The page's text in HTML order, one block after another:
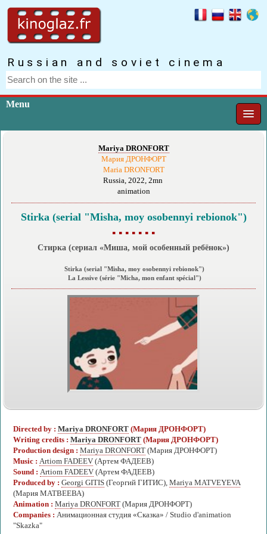
Russian and soviet cinema
Menu
Mariya DRONFORT
Мария ДРОНФОРТ
Maria DRONFORT
Russia, 2022, 2mn
animation
Stirka (serial "Misha, moy osobennyi rebionok")
▪ ▪ ▪ ▪ ▪ ▪ ▪
Стирка (сериал «Миша, мой особенный ребёнок»)
Stirka (serial "Misha, moy osobennyi rebionok")
La Lessive (série "Micha, mon enfant spécial")
Directed by : Mariya DRONFORT (Мария ДРОНФОРТ)
Writing credits : Mariya DRONFORT (Мария ДРОНФОРТ)
Production design : Mariya DRONFORT (Мария ДРОНФОРТ)
Music : Artiom FADEEV (Артем ФАДЕЕВ)
Sound : Artiom FADEEV (Артем ФАДЕЕВ)
Produced by : Georgi GITIS (Георгий ГИТИС), Mariya MATVEYEVA
(Мария МАТВЕЕВА)
Animation : Mariya DRONFORT (Мария ДРОНФОРТ)
Companies : Анимационная студия «Сказка» / Studio d'animation
"Skazka"